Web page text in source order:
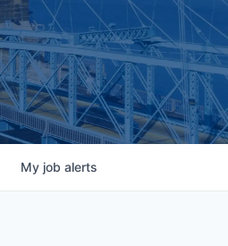
My job alerts